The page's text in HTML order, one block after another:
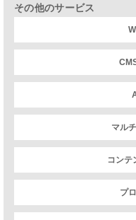
その他のサービス
マル
コンテ
プ